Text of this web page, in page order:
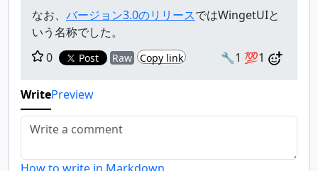
なお、 バージョン3.0のリリースではWingetUIと
いう名称でした。
0
Post Raw Copy link 🔧1 💯1
WritePreview